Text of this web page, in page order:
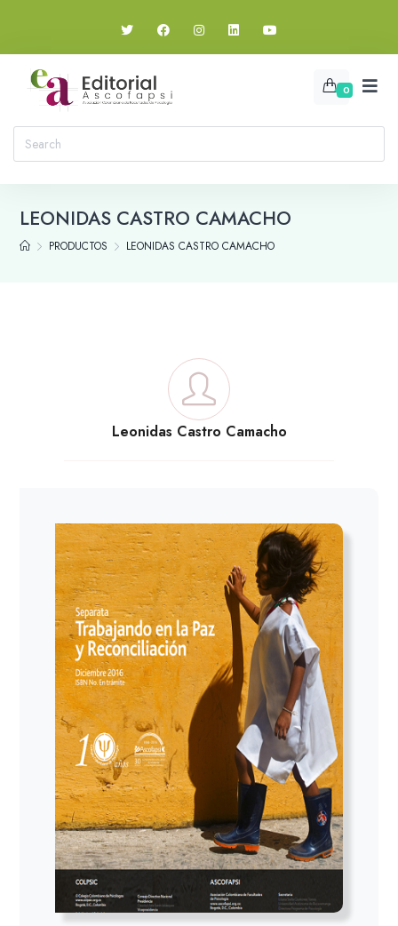
0
LEONIDAS CASTRO CAMACHO
PRODUCTOS LEONIDAS CASTRO CAMACHO
Leonidas Castro Camacho